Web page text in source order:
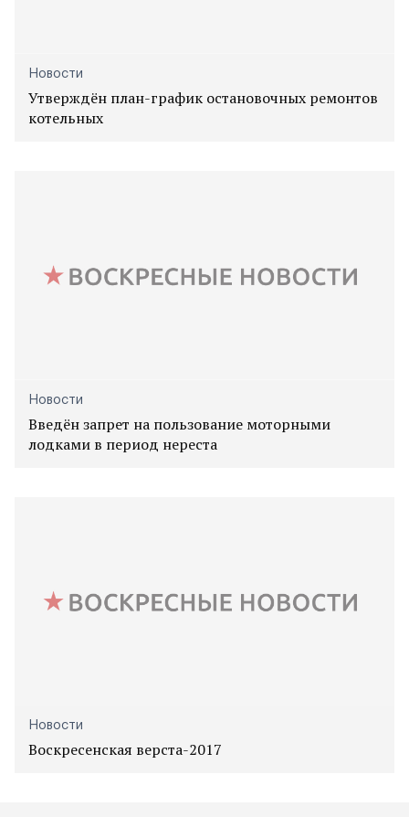
Новости
Утверждён план-график остановочных ремонтов
котельных
Новости
Введён запрет на пользование моторными
лодками в период нереста
Новости
Воскресенская верста-2017